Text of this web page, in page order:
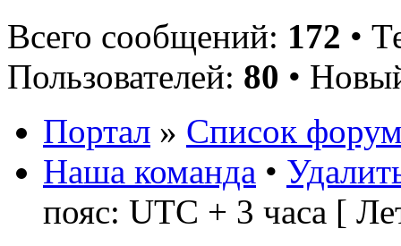
Всего сообщений: 172 •
Пользователей: 80 •
Портал » Список
Наша команда •
пояс: UTC + 3 часа [